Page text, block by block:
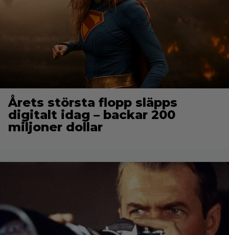
Årets största flopp släpps
digitalt idag – backar 200
miljoner dollar